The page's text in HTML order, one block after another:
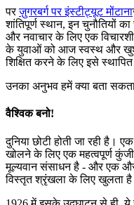
परज़ुगरबर्ग पर इंस्टीट्यूट मोंटाना
शांतिपूर्ण स्थान, इन चुनौतियों
और नवाचार के लिए एक
के युवाओं को आज स्वस्थ और खुश
शिक्षित करने के लिए इसे
उनका अनुभव हमें क्या बता
वैश्विक बनो!
दुनिया छोटी होती जा रही है।
खोलने के लिए एक महत्वपूर्ण
मूल्यवान संसाधन है - और एक
विस्तृत श्रृंखला के लिए खुलता